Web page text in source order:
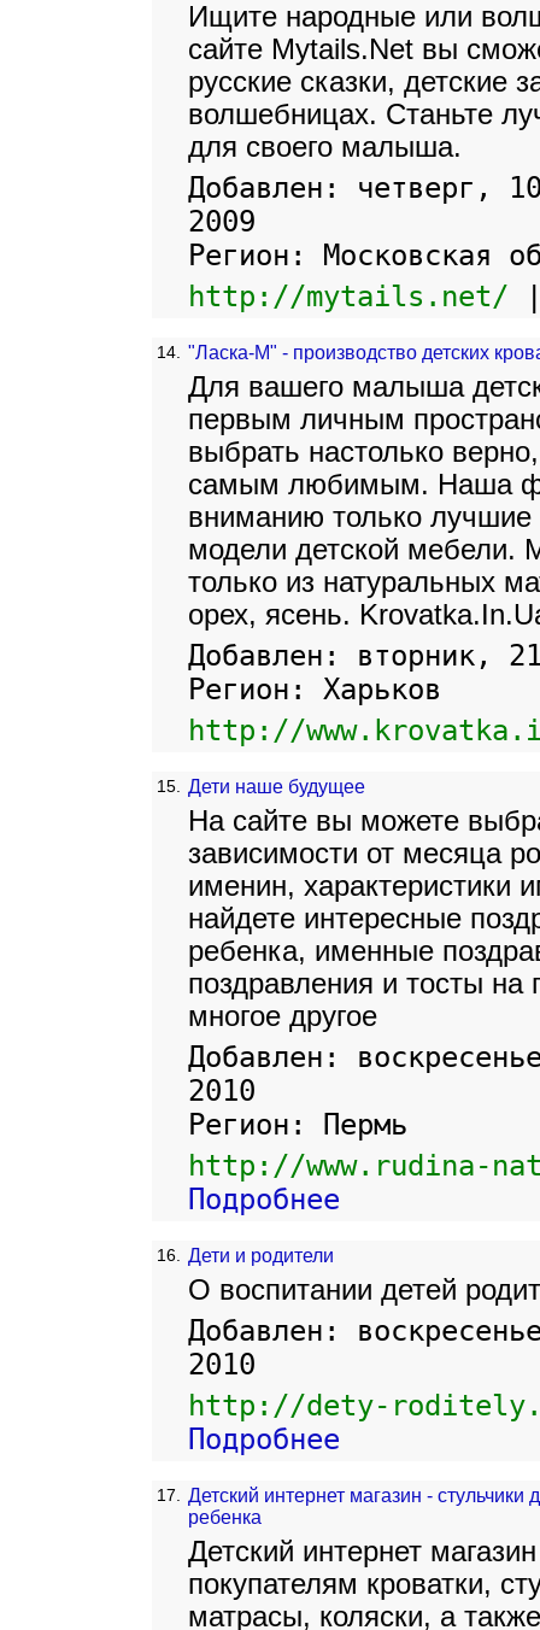
Ищите народные или
сайте Mytails.Net вы
русские сказки, детские
волшебницах. Станьте
для своего малыша.
Добавлен: четверг,
2009
Регион: Московская
http://mytails.net/
14. "Ласка-М" - производство детских
Для вашего малыша
первым личным
выбрать настолько
самым любимым. Наша
вниманию только
модели детской мебели.
только из натуральных
орех, ясень.
Добавлен: вторник,
Регион: Харьков
http://
15. Дети наше будущее
На сайте вы можете
зависимости от месяца
именин, характеристики
найдете интересные
ребенка, именные
поздравления и тосты
многое другое
Добавлен:
2010
Регион: Пермь
http://www.rudina-
Подробнее
16. Дети и родители
О воспитании детей
Добавлен:
2010
http://dety-
Подробнее
17.
Детский интернет магазин -
ребенка
Детский интернет
покупателям кроватки,
матрасы, коляски, а